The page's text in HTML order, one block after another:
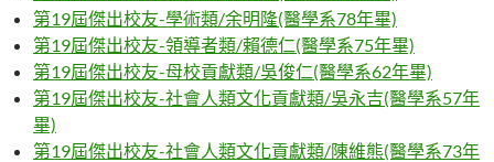
第19屆傑出校友-學術類/余明隆(醫學系78年畢)
第19屆傑出校友-領導者類/賴德仁(醫學系75年畢)
第19屆傑出校友-母校貢獻類/吳俊仁(醫學系62年畢)
第19屆傑出校友-社會人類文化貢獻類/吳永吉(醫學系57年
畢)
第19屆傑出校友-社會人類文化貢獻類/陳維熊(醫學系73年